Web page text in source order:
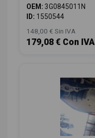
OEM: 3G0845011N
ID: 1550544
148,00 € Sin IVA
179,08 € Con IVA